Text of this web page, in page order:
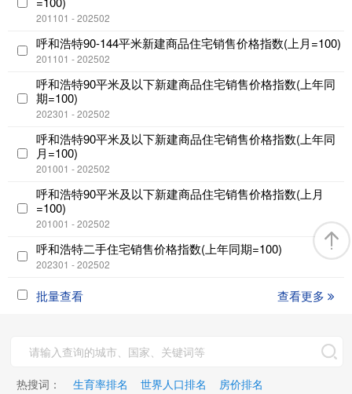
201101 - 202502
呼和浩特90-144平米新建商品住宅销售价格指数(上月=100)
201101 - 202502
呼和浩特90平米及以下新建商品住宅销售价格指数(上年同
期=100)
202301 - 202502
呼和浩特90平米及以下新建商品住宅销售价格指数(上年同
月=100)
201001 - 202502
呼和浩特90平米及以下新建商品住宅销售价格指数(上月
=100)
201001 - 202502
呼和浩特二手住宅销售价格指数(上年同期=100)
202301 - 202502
批量查看 查看更多
热搜词： 生育率排名 世界人口排名 房价排名